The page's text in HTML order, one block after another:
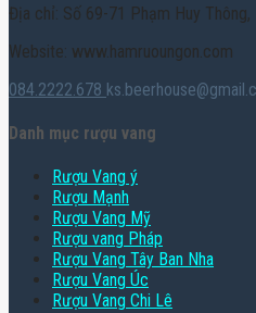
Địa chỉ: Số 69-71 Phạm Huy Thông,
Website: www.hamruoungon.com
084.2222.678
Danh mục rượu vang
Rượu Vang ý
Rượu Mạnh
Rượu Vang Mỹ
Rượu vang Pháp
Rượu Vang Tây Ban Nha
Rượu Vang Úc
Rượu Vang Chi Lê